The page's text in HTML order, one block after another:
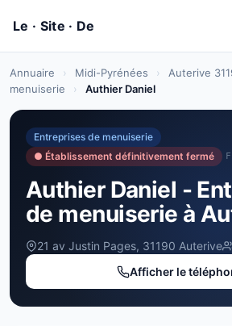
Annuaire › Midi-Pyrénées › Auterive
menuiserie
› Authier Daniel
Entreprises de menuiserie
● Établissement définitivement fermé
Authier Daniel -
de menuiserie à
21 av Justin Pages, 31190 Auterive
Afficher le